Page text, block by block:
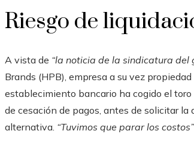
Riesgo de
A vista de “la noticia de la sindicatura del
Brands (HPB), empresa a su vez
establecimiento bancario ha cogido el
de cesación de pagos, antes de solicitar
alternativa. “Tuvimos que parar los costos”